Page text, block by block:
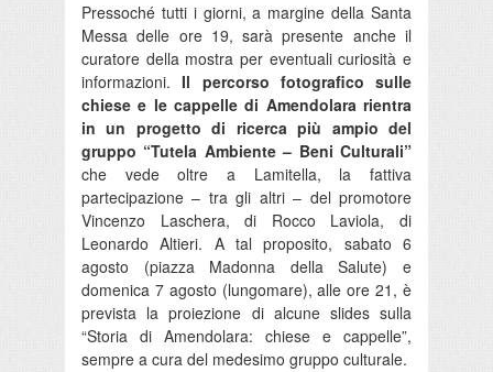
Pressoché tutti i giorni, a margine della Santa
Messa delle ore 19, sarà presente anche il
curatore della mostra per eventuali curiosità e
informazioni. Il percorso fotografico sulle
chiese e le cappelle di Amendolara rientra
in un progetto di ricerca più ampio del
gruppo “Tutela Ambiente – Beni Culturali”
che vede oltre a Lamitella, la fattiva
partecipazione – tra gli altri – del promotore
Vincenzo Laschera, di Rocco Laviola, di
Leonardo Altieri. A tal proposito, sabato 6
agosto (piazza Madonna della Salute) e
domenica 7 agosto (lungomare), alle ore 21, è
prevista la proiezione di alcune slides sulla
“Storia di Amendolara: chiese e cappelle”,
sempre a cura del medesimo gruppo culturale.